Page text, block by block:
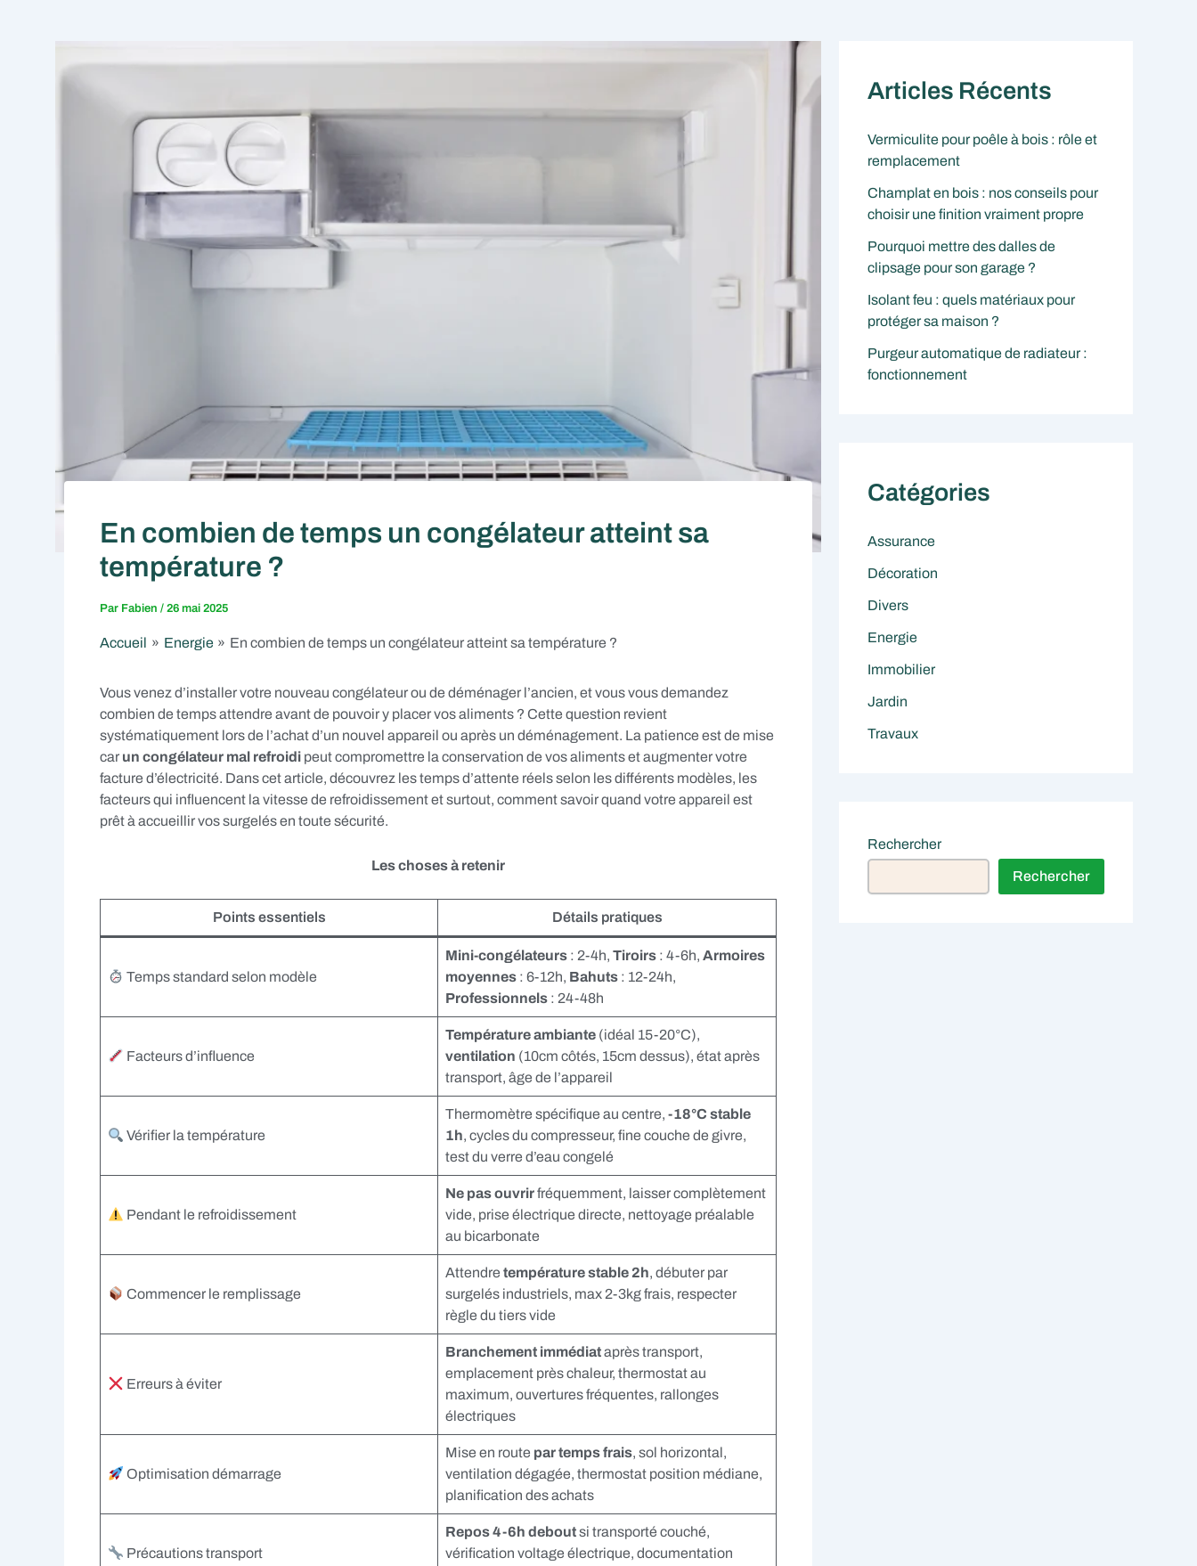
En combien de temps un congélateur atteint sa
température ?
Par Fabien / 26 mai 2025
Accueil Energie En combien de temps un congélateur atteint sa température ?
Vous venez d’installer votre nouveau congélateur ou de déménager l’ancien, et vous vous demandez
combien de temps attendre avant de pouvoir y placer vos aliments ? Cette question revient
systématiquement lors de l’achat d’un nouvel appareil ou après un déménagement. La patience est de mise
car un congélateur mal refroidi peut compromettre la conservation de vos aliments et augmenter votre
facture d’électricité. Dans cet article, découvrez les temps d’attente réels selon les différents modèles, les
facteurs qui influencent la vitesse de refroidissement et surtout, comment savoir quand votre appareil est
prêt à accueillir vos surgelés en toute sécurité.
Les choses à retenir
Points essentiels Détails pratiques
Temps standard selon modèle
Mini-congélateurs : 2-4h, Tiroirs : 4-6h, Armoires
moyennes : 6-12h, Bahuts : 12-24h,
Professionnels : 24-48h
Facteurs d’influence
Température ambiante (idéal 15-20°C),
ventilation (10cm côtés, 15cm dessus), état après
transport, âge de l’appareil
Vérifier la température
Thermomètre spécifique au centre, -18°C stable
1h, cycles du compresseur, fine couche de givre,
test du verre d’eau congelé
Pendant le refroidissement
Ne pas ouvrirfréquemment, laisser complètement
vide, prise électrique directe, nettoyage préalable
au bicarbonate
Commencer le remplissage
Attendre température stable 2h, débuter par
surgelés industriels, max 2-3kg frais, respecter
règle du tiers vide
Erreurs à éviter
Branchement immédiataprès transport,
emplacement près chaleur, thermostat au
maximum, ouvertures fréquentes, rallonges
électriques
Optimisation démarrage
Mise en route par temps frais, sol horizontal,
ventilation dégagée, thermostat position médiane,
planification des achats
Précautions transport
Repos 4-6h deboutsi transporté couché,
vérification voltage électrique, documentation
Articles Récents
Vermiculite pour poêle à bois : rôle et
remplacement
Champlat en bois : nos conseils pour
choisir une finition vraiment propre
Pourquoi mettre des dalles de
clipsage pour son garage ?
Isolant feu : quels matériaux pour
protéger sa maison ?
Purgeur automatique de radiateur :
fonctionnement
Catégories
Assurance
Décoration
Divers
Energie
Immobilier
Jardin
Travaux
Rechercher
Rechercher